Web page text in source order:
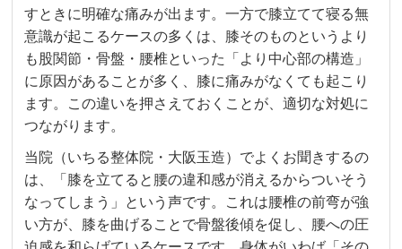
すときに明確な痛みが出ます。一方で膝立てて寝る無
意識が起こるケースの多くは、膝そのものというより
も股関節・骨盤・腰椎といった「より中心部の構造」
に原因があることが多く、膝に痛みがなくても起こり
ます。この違いを押さえておくことが、適切な対処に
つながります。
当院（いちる整体院・大阪玉造）でよくお聞きするの
は、「膝を立てると腰の違和感が消えるからついそう
なってしまう」という声です。これは腰椎の前弯が強
い方が、膝を曲げることで骨盤後傾を促し、腰への圧